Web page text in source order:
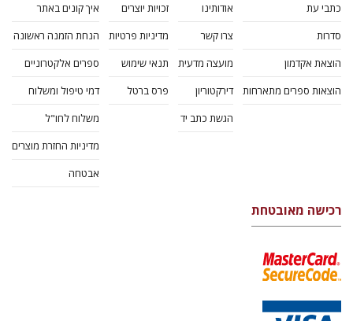
כתבי עת
סדרות
הוצאת אקדמון
הוצאות ספרים מתארחות
אודותינו
צרו קשר
מועצה מדעית
דירקטוריון
הגשת כתב יד
זכויות יוצרים
מדיניות פרטיות
תנאי שימוש
פרס ברטל
איך קונים באתר
הנחת הזמנה ראשונה
ספרים אלקטרוניים
דמי טיפול ומשלוח
משלוח לחו"ל
מדיניות החזרת מוצרים
אבטחה
רכישה מאובטחת